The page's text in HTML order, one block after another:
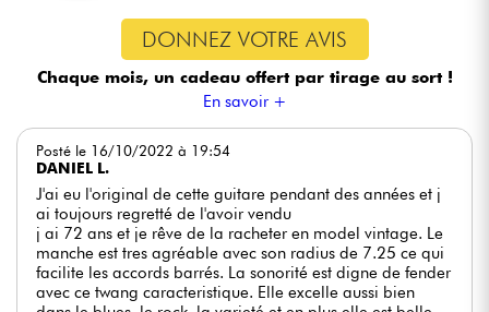
DONNEZ VOTRE AVIS
Chaque mois, un cadeau offert par tirage au sort !
En savoir +
Posté le 16/10/2022 à 19:54
DANIEL L.
J'ai eu l'original de cette guitare pendant des années et j
ai toujours regretté de l'avoir vendu
j ai 72 ans et je rêve de la racheter en model vintage. Le
manche est tres agréable avec son radius de 7.25 ce qui
facilite les accords barrés. La sonorité est digne de fender
avec ce twang caracteristique. Elle excelle aussi bien